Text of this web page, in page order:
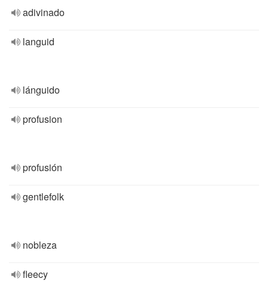
adivinado
languid
lánguido
profusion
profusión
gentlefolk
nobleza
fleecy